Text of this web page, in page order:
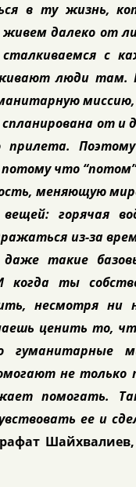
в ту жизнь,
далеко от
с
люди там.
от и
прилета.
что
меняющую
горячая
из-за
такие
когда ты
несмотря
ценить то,
не
помогать.
ее и